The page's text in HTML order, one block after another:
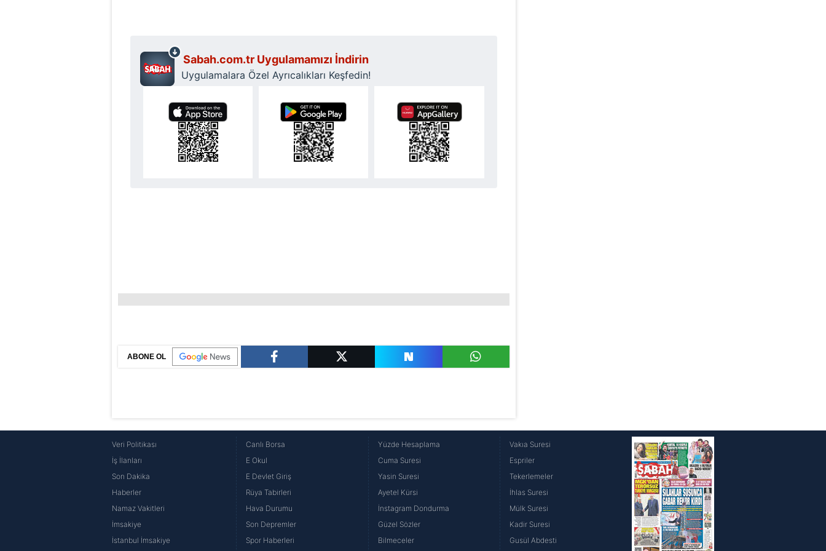
Sabah.com.tr Uygulamamızı İndirin
Uygulamalara Özel Ayrıcalıkları Keşfedin!
ABONE OL
Veri Politikası
İş İlanları
Son Dakika
Haberler
Namaz Vakitleri
İmsakiye
İstanbul İmsakiye
Canlı Borsa
E Okul
E Devlet Giriş
Rüya Tabirleri
Hava Durumu
Son Depremler
Spor Haberleri
Yüzde Hesaplama
Cuma Suresi
Yasin Suresi
Ayetel Kürsi
İnstagram Dondurma
Güzel Sözler
Bilmeceler
Vakıa Suresi
Espriler
Tekerlemeler
İhlas Suresi
Mülk Suresi
Kadir Suresi
Gusül Abdesti